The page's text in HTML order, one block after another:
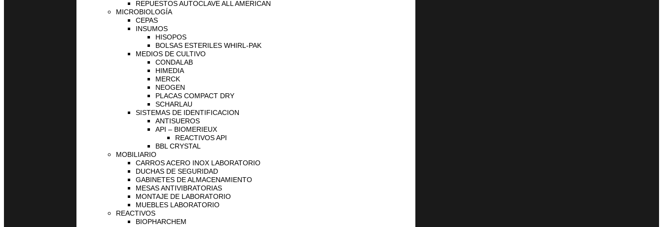
REPUESTOS AUTOCLAVE ALL AMERICAN
MICROBIOLOGÍA
CEPAS
INSUMOS
HISOPOS
BOLSAS ESTERILES WHIRL-PAK
MEDIOS DE CULTIVO
CONDALAB
HIMEDIA
MERCK
NEOGEN
PLACAS COMPACT DRY
SCHARLAU
SISTEMAS DE IDENTIFICACION
ANTISUEROS
API – BIOMERIEUX
REACTIVOS API
BBL CRYSTAL
MOBILIARIO
CARROS ACERO INOX LABORATORIO
DUCHAS DE SEGURIDAD
GABINETES DE ALMACENAMIENTO
MESAS ANTIVIBRATORIAS
MONTAJE DE LABORATORIO
MUEBLES LABORATORIO
REACTIVOS
BIOPHARCHEM